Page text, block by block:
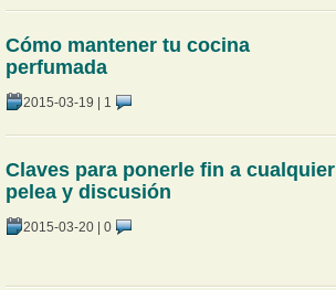
Cómo mantener tu cocina
perfumada
2015-03-19 | 1
Claves para ponerle fin a cualquier
pelea y discusión
2015-03-20| 0